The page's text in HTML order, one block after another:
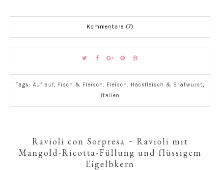
Kommentare (7)
Tags: Auflauf, Fisch & Fleisch, Fleisch, Hackfleisch & Bratwurst,
Italien
Ravioli con Sorpresa ~ Ravioli mit
Mangold-Ricotta-Füllung und flüssigem
Eigelbkern